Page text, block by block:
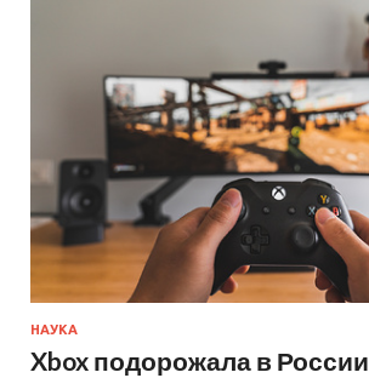
НАУКА
Xbox подорожала в России